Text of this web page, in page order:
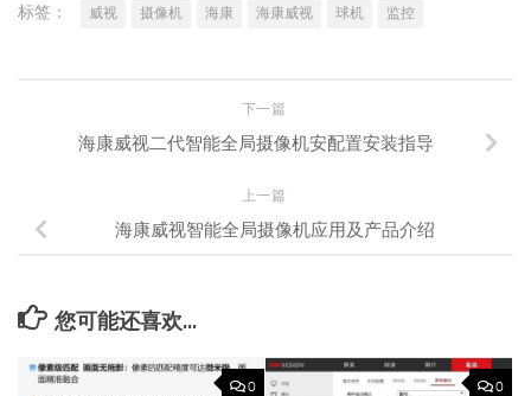
标签： 威视 摄像机 海康 海康威视 球机 监控
下一篇
海康威视二代智能全局摄像机安配置安装指导
上一篇
海康威视智能全局摄像机应用及产品介绍
您可能还喜欢...
0 0